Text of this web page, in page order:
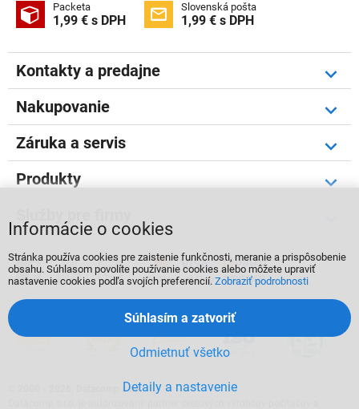
 Packeta
1,99 € s DPH  Slovenská pošta
1,99 € s DPH
Kontakty a predajne
Nakupovanie
Záruka a servis
Produkty
  
2000 - 2026, Datacomp s.r.o.
Informácie o cookies
Stránka používa cookies pre zaistenie funkčnosti, meranie a prispôsobenie
obsahu. Súhlasom povolíte používanie cookies alebo môžete upraviť
nastavenie cookies podľa svojích preferencií. Zobraziť podrobnosti
Detaily a nastavenie
Odmietnuť všetko
Súhlasím a zatvoriť